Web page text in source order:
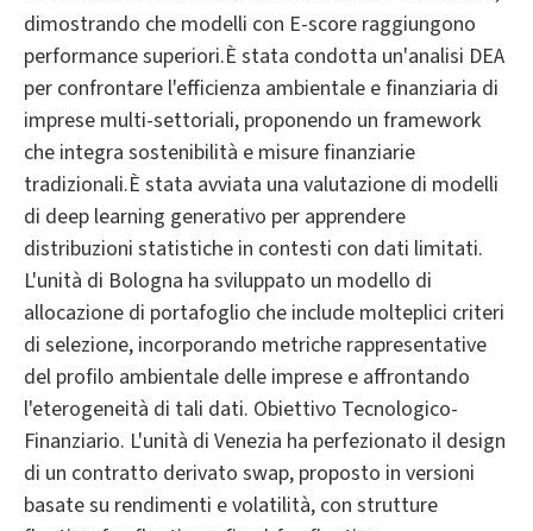
dimostrando che modelli con E-score raggiungono
performance superiori.È stata condotta un'analisi DEA
per confrontare l'efficienza ambientale e finanziaria di
imprese multi-settoriali, proponendo un framework
che integra sostenibilità e misure finanziarie
tradizionali.È stata avviata una valutazione di modelli
di deep learning generativo per apprendere
distribuzioni statistiche in contesti con dati limitati.
L'unità di Bologna ha sviluppato un modello di
allocazione di portafoglio che include molteplici criteri
di selezione, incorporando metriche rappresentative
del profilo ambientale delle imprese e affrontando
l'eterogeneità di tali dati. Obiettivo Tecnologico-
Finanziario. L'unità di Venezia ha perfezionato il design
di un contratto derivato swap, proposto in versioni
basate su rendimenti e volatilità, con strutture